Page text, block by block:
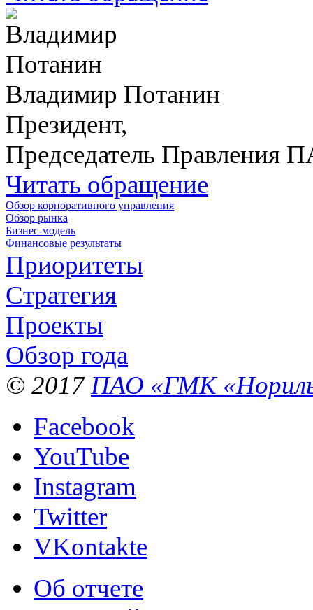
Владимир Потанин
Президент,
Председатель Правления
Читать обращение
Обзор корпоративного управления
Обзор рынка
Бизнес-модель
Финансовые результаты
Приоритеты
Стратегия
Проекты
Обзор года
© 2017 ПАО «ГМК
Facebook
YouTube
Instagram
Twitter
VKontakte
Об отчете